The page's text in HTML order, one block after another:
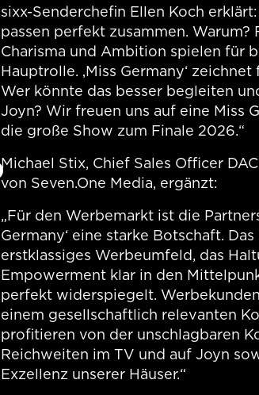
sixx-Senderchefin Ellen Koch erklärt:
passen perfekt zusammen.
Charisma und Ambition spielen für
Hauptrolle. ‚Miss Germany‘
Wer könnte das besser begleiten
Joyn? Wir freuen uns auf eine Miss
die große Show zum Finale 2026.“
Michael Stix, Chief Sales Officer
von Seven.One Media, ergänzt:
„Für den Werbemarkt ist die
Germany‘ eine starke Botschaft.
erstklassiges Werbeumfeld, das
Empowerment klar in den
perfekt widerspiegelt.
einem gesellschaftlich relevanten
profitieren von der unschlagbaren
Reichweiten im TV und auf Joyn
Exzellenz unserer Häuser.“